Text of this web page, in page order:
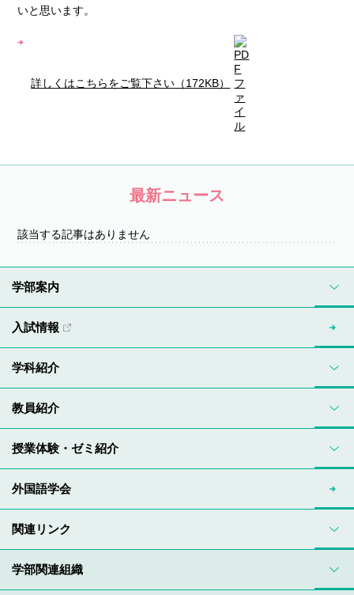
いと思います。
詳しくはこちらをご覧下さい（172KB）
最新ニュース
該当する記事はありません
学部関連組織
学部案内
入試情報
学科紹介
教員紹介
授業体験・ゼミ紹介
外国語学会
関連リンク